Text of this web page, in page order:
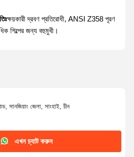
ক্ষয়কারী দ্রবণ প্রতিরোধী, ANSI Z358 পূরণ
শিল্পের জন্য বহুমুখী।
সানজিয়াং জেলা, সাংহাই, চীন
এখন চ্যাট করুন